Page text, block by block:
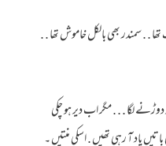
. . سمندر بھی بالکل خاموش تھا . .
لگا . . . مگر اب دیر ہو چکی
یاد آ رہی تھیں . اسکی منتیں ۔